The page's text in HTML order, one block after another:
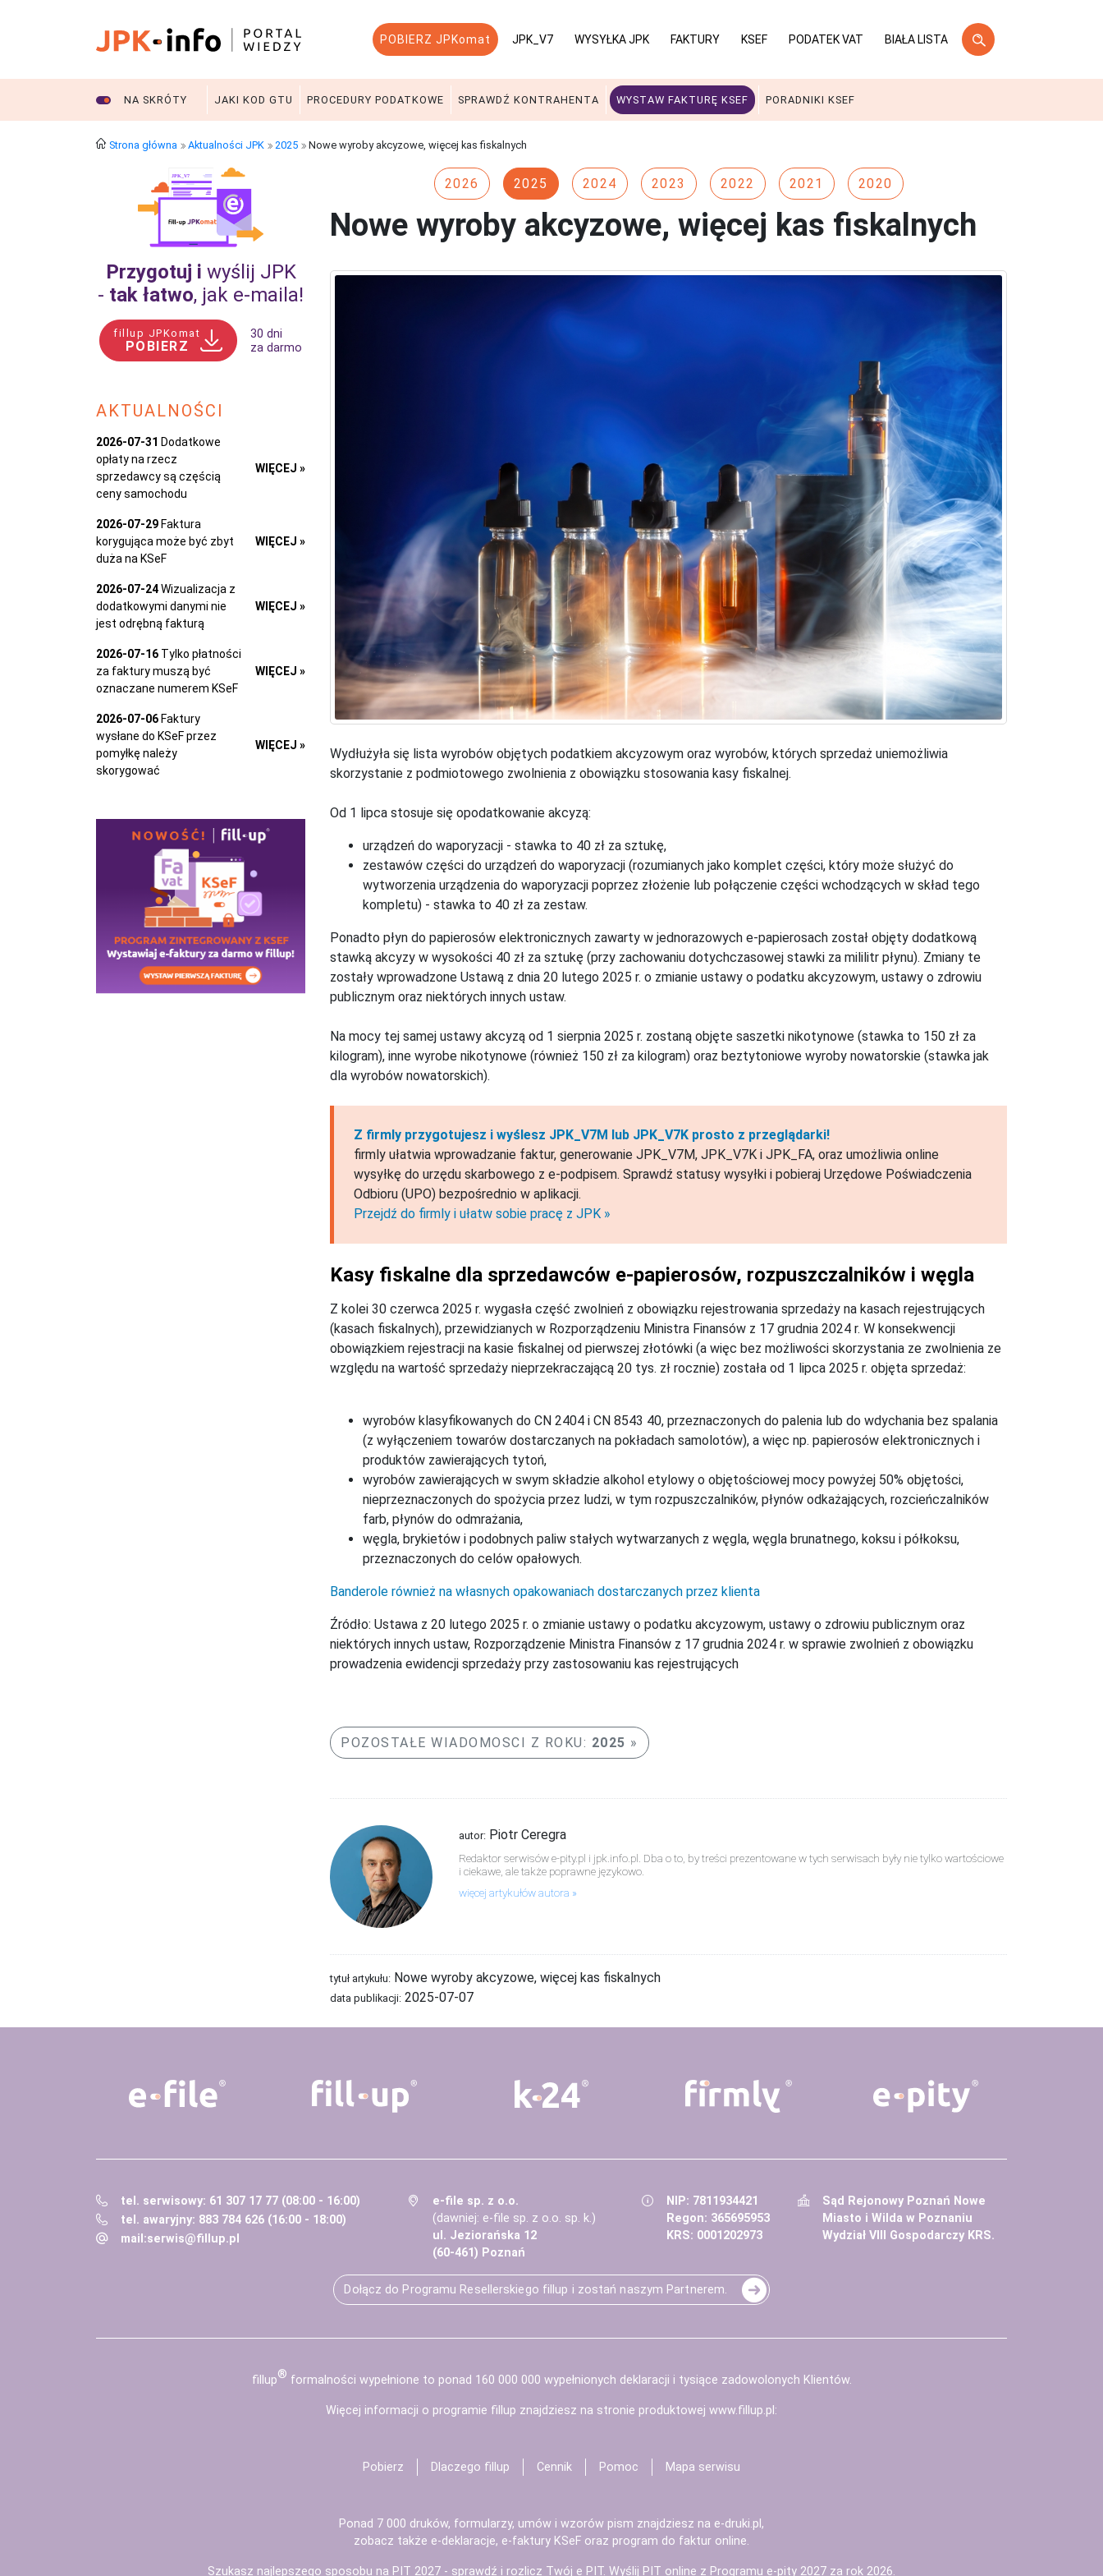
POBIERZ JPKomat JPK_V7 WYSYŁKA JPK FAKTURY KSEF PODATEK VAT BIAŁA LISTA
NA SKRÓTY JAKI KOD GTU PROCEDURY PODATKOWE SPRAWDŹ KONTRAHENTA WYSTAW FAKTURĘ KSEF PORADNIKI KSEF
Strona główna Aktualności JPK 2025 Nowe wyroby akcyzowe, więcej kas fiskalnych
Przygotuj i wyślij JPK
- tak łatwo, jak e‑maila!
fillup JPKomat
POBIERZ
30 dni
za darmo
AKTUALNOŚCI
2026-07-31 Dodatkowe
opłaty na rzecz
sprzedawcy są częścią
ceny samochodu
WIĘCEJ »
2026-07-29 Faktura
korygująca może być zbyt
duża na KSeF
WIĘCEJ »
2026-07-24Wizualizacja z
dodatkowymi danymi nie
jest odrębną fakturą
WIĘCEJ »
2026-07-16 Tylko płatności
za faktury muszą być
oznaczane numerem KSeF
WIĘCEJ »
2026-07-06 Faktury
wysłane do KSeF przez
pomyłkę należy
skorygować
WIĘCEJ »
2026 2025 2024 2023 2022 2021 2020
Nowe wyroby akcyzowe, więcej kas fiskalnych
Wydłużyła się lista wyrobów objętych podatkiem akcyzowym oraz wyrobów, których sprzedaż uniemożliwia
skorzystanie z podmiotowego zwolnienia z obowiązku stosowania kasy fiskalnej.
Od 1 lipca stosuje się opodatkowanie akcyzą:
urządzeń do waporyzacji - stawka to 40 zł za sztukę,
zestawów części do urządzeń do waporyzacji (rozumianych jako komplet części, który może służyć do
wytworzenia urządzenia do waporyzacji poprzez złożenie lub połączenie części wchodzących w skład tego
kompletu) - stawka to 40 zł za zestaw.
Ponadto płyn do papierosów elektronicznych zawarty w jednorazowych e-papierosach został objęty dodatkową
stawką akcyzy w wysokości 40 zł za sztukę (przy zachowaniu dotychczasowej stawki za mililitr płynu). Zmiany te
zostały wprowadzone Ustawą z dnia 20 lutego 2025 r. o zmianie ustawy o podatku akcyzowym, ustawy o zdrowiu
publicznym oraz niektórych innych ustaw.
Na mocy tej samej ustawy akcyzą od 1 sierpnia 2025 r. zostaną objęte saszetki nikotynowe (stawka to 150 zł za
kilogram), inne wyrobe nikotynowe (również 150 zł za kilogram) oraz beztytoniowe wyroby nowatorskie (stawka jak
dla wyrobów nowatorskich).
Z firmly przygotujesz i wyślesz JPK_V7M lub JPK_V7K prosto z przeglądarki!
firmly ułatwia wprowadzanie faktur, generowanie JPK_V7M, JPK_V7K i JPK_FA, oraz umożliwia online
wysyłkę do urzędu skarbowego z e-podpisem. Sprawdź statusy wysyłki i pobieraj Urzędowe Poświadczenia
Odbioru (UPO) bezpośrednio w aplikacji.
Przejdź do firmly i ułatw sobie pracę z JPK »
Kasy fiskalne dla sprzedawców e-papierosów, rozpuszczalników i węgla
Z kolei 30 czerwca 2025 r. wygasła część zwolnień z obowiązku rejestrowania sprzedaży na kasach rejestrujących
(kasach fiskalnych), przewidzianych w Rozporządzeniu Ministra Finansów z 17 grudnia 2024 r. W konsekwencji
obowiązkiem rejestracji na kasie fiskalnej od pierwszej złotówki (a więc bez możliwości skorzystania ze zwolnienia ze
względu na wartość sprzedaży nieprzekraczającą 20 tys. zł rocznie) została od 1 lipca 2025 r. objęta sprzedaż:
wyrobów klasyfikowanych do CN 2404 i CN 8543 40, przeznaczonych do palenia lub do wdychania bez spalania
(z wyłączeniem towarów dostarczanych na pokładach samolotów), a więc np. papierosów elektronicznych i
produktów zawierających tytoń,
wyrobów zawierających w swym składzie alkohol etylowy o objętościowej mocy powyżej 50% objętości,
nieprzeznaczonych do spożycia przez ludzi, w tym rozpuszczalników, płynów odkażających, rozcieńczalników
farb, płynów do odmrażania,
węgla, brykietów i podobnych paliw stałych wytwarzanych z węgla, węgla brunatnego, koksu i półkoksu,
przeznaczonych do celów opałowych.
Banderole również na własnych opakowaniach dostarczanych przez klienta
Źródło: Ustawa z 20 lutego 2025 r. o zmianie ustawy o podatku akcyzowym, ustawy o zdrowiu publicznym oraz
niektórych innych ustaw, Rozporządzenie Ministra Finansów z 17 grudnia 2024 r. w sprawie zwolnień z obowiązku
prowadzenia ewidencji sprzedaży przy zastosowaniu kas rejestrujących
POZOSTAŁE WIADOMOSCI Z ROKU: 2025
autor: Piotr Ceregra
Redaktor serwisów e-pity.pl i jpk.info.pl. Dba o to, by treści prezentowane w tych serwisach były nie tylko wartościowe
i ciekawe, ale także poprawne językowo.
więcej artykułów autora
tytuł artykułu: Nowe wyroby akcyzowe, więcej kas fiskalnych
data publikacji: 2025-07-07
tel. serwisowy: 61 307 17 77 (08:00 - 16:00)
tel. awaryjny: 883 784 626 (16:00 - 18:00)
mail:serwis@fillup.pl
e-file sp. z o.o.
(dawniej: e-file sp. z o.o. sp. k.)
ul. Jeziorańska 12
(60-461) Poznań
NIP: 7811934421
Regon: 365695953
KRS: 0001202973
Sąd Rejonowy Poznań Nowe
Miasto i Wilda w Poznaniu
Wydział VIII Gospodarczy KRS.
Dołącz do Programu Resellerskiego fillup i zostań naszym Partnerem.
fillup® formalności wypełnione to ponad 160 000 000 wypełnionych deklaracji i tysiące zadowolonych Klientów.
Więcej informacji o programie fillup znajdziesz na stronie produktowej www.fillup.pl:
Pobierz Dlaczego fillup Cennik Pomoc Mapa serwisu
Ponad 7 000 druków, formularzy, umów i wzorów pism znajdziesz na e-druki.pl,
zobacz także e-deklaracje, e-faktury KSeF oraz program do faktur online.
Szukasz najlepszego sposobu na PIT 2027 - sprawdź i rozlicz Twój e PIT. Wyślij PIT online z Programu e-pity 2027 za rok 2026.